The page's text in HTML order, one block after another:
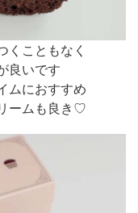
くこともなく
良いです
ムにおすすめ
ームも良き♡